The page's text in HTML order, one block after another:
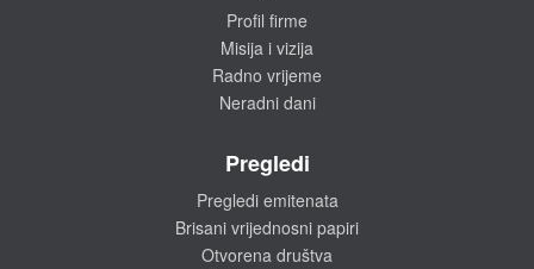
Profil firme
Misija i vizija
Radno vrijeme
Neradni dani
Pregledi
Pregledi emitenata
Brisani vrijednosni papiri
Otvorena društva